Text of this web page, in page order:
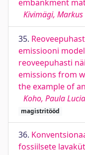
embankment
Kivimägi, Markus
35.
emissiooni
reoveepuhasti
emissions from
the example of
Koho, Paula
magistritööd
36.
fossiilsete